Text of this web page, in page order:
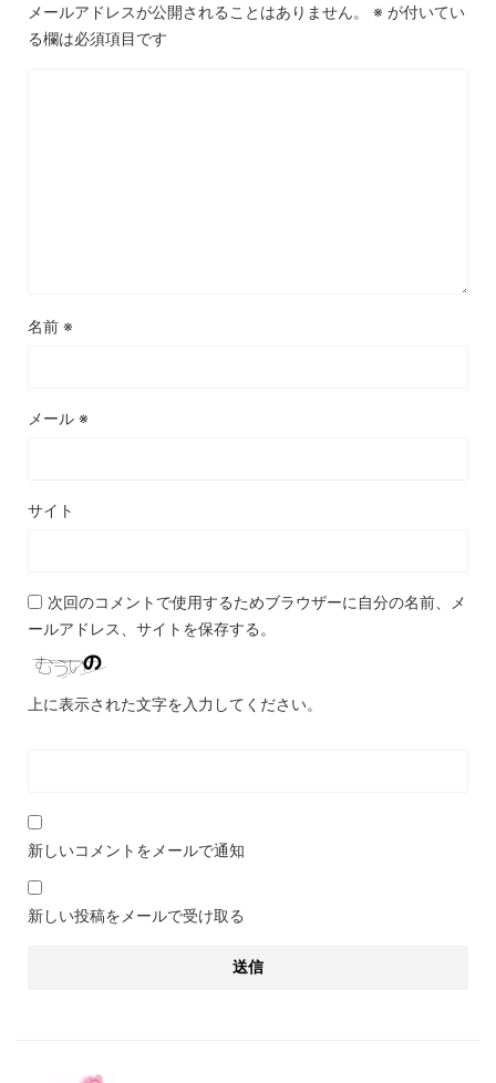
メールアドレスが公開されることはありません。 ※ が付いてい
る欄は必須項目です
名前 ※
メール ※
サイト
次回のコメントで使用するためブラウザーに自分の名前、メ
ールアドレス、サイトを保存する。
上に表示された文字を入力してください。
新しいコメントをメールで通知
新しい投稿をメールで受け取る